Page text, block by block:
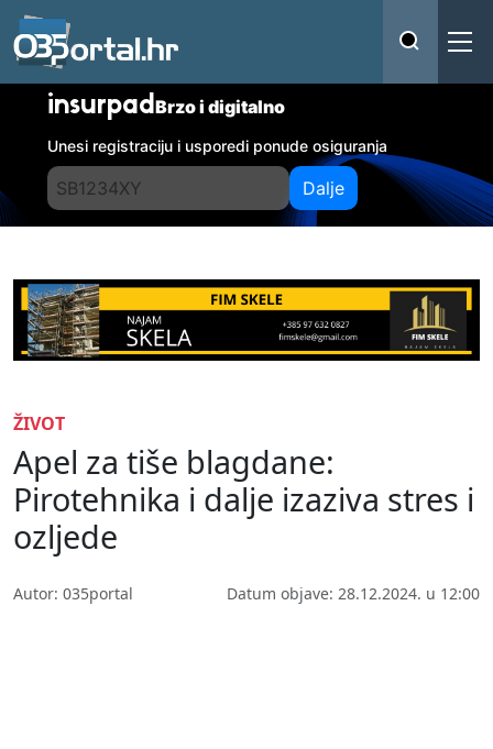
insurpadBrzo i digitalno
Unesi registraciju i usporedi ponude osiguranja
Dalje
ŽIVOT
Apel za tiše blagdane:
Pirotehnika i dalje izaziva stres i
ozljede
Autor: 035portal Datum objave: 28.12.2024. u 12:00